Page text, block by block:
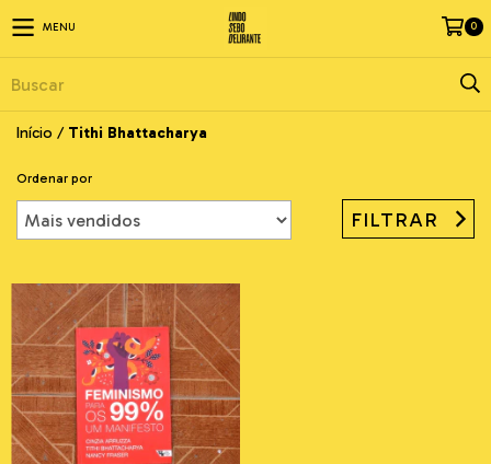
MENU 0
Início / Tithi Bhattacharya
Ordenar por
FILTRAR